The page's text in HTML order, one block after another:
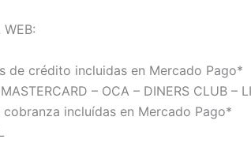
WEB:
de crédito incluidas en Mercado Pago*
– OCA – DINERS CLUB –
cobranza incluídas en Mercado Pago*